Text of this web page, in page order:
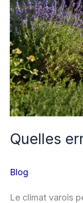
Quelles
Blog
Le climat varois